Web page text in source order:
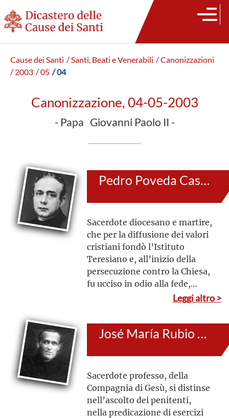
Cause dei Santi / Santi, Beati e Venerabili / Canonizzazioni
/ 2003 / 05 / 04
Canonizzazione, 04-05-2003
- Papa Giovanni Paolo II -
Pedro Poveda Castroverde
Sacerdote diocesano e martire,
che per la diffusione dei valori
cristiani fondò l’Istituto
Teresiano e, all’inizio della
persecuzione contro la Chiesa,
fu ucciso in odio alla fede,
offrendo a Dio una luminosa
Leggi altro >
José María Rubio y Peralta
Sacerdote professo, della
Compagnia di Gesù, si distinse
nell’ascolto dei penitenti,
nella predicazione di esercizi